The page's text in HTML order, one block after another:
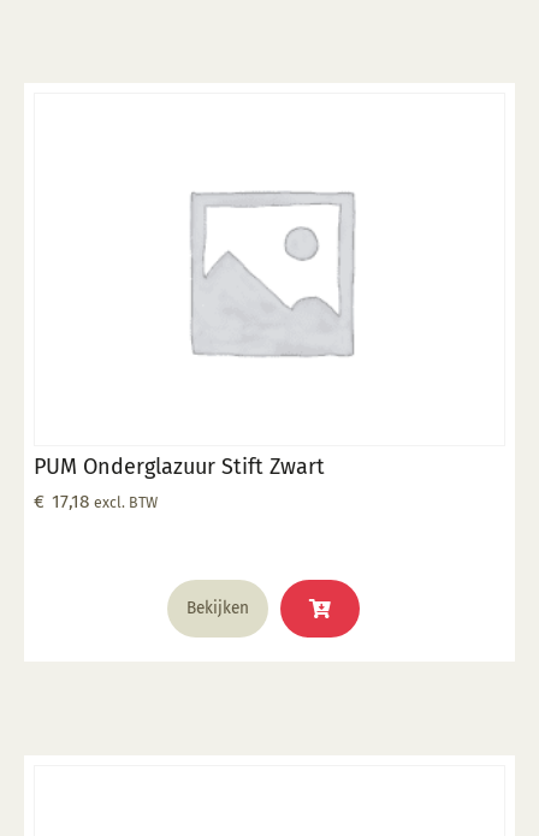
PUM Onderglazuur Stift Zwart
€ 17,18 excl. BTW
Bekijken